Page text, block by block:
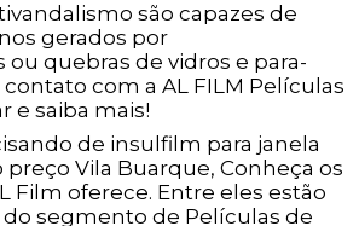
são capazes de
gerados por
quebras de vidros e para-
com a AL FILM Películas
e saiba mais!
de insulfilm para janela
Vila Buarque, Conheça os
Film oferece. Entre eles estão
do segmento de Películas de